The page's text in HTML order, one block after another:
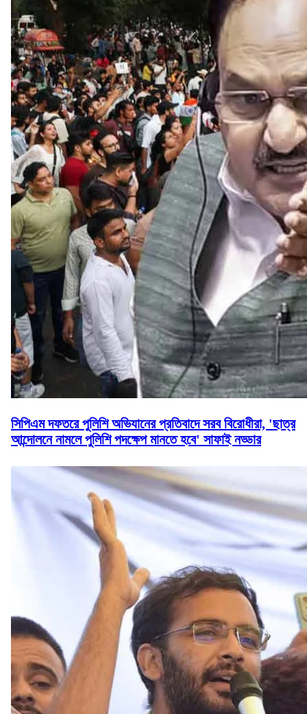
সিপিএম দফতরে পুলিশি অভিযানের প্রতিবাদে সরব বিরোধীরা, 'ছাত্র
আন্দোলনে নামলে পুলিশি পদক্ষেপ মানতে হবে' সাফাই নড্ডার